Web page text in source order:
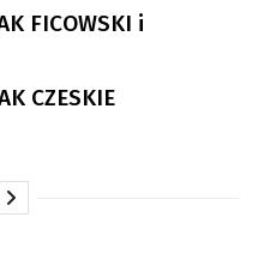
FICOWSKI i
CZESKIE